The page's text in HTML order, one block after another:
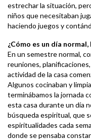
estrechar la situación,
niños que necesitaban
haciendo juegos y
¿Cómo es un día
En un semestre normal,
reuniones,
actividad de la casa
Algunos cocinaban y
terminábamos la jornada
esta casa durante un día
búsqueda espiritual, que
espiritualidades cada
donde se pensaba